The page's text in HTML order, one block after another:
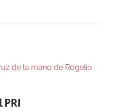
PRI